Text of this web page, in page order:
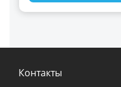
Контакты